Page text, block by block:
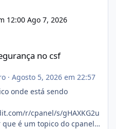
12:00 Ago 7, 2026
no csf
· Agosto 5, 2026 em 22:57
onde está sendo
r/cpanel/s/gHAXKG2u
que é um topico do cpanel...